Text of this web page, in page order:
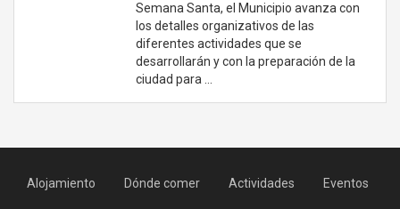
Semana Santa, el Municipio avanza con
los detalles organizativos de las
diferentes actividades que se
desarrollarán y con la preparación de la
ciudad para …
Alojamiento Dónde comer Actividades Eventos